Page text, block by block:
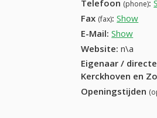
Telefoon (phone):
Fax (fax): Show
E-Mail: Show
Website: n\a
Eigenaar /
Kerckhoven en
Openingstijden